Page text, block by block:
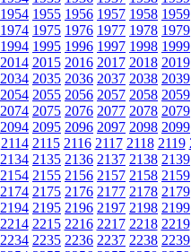
1954 1955 1956 1957 1958 1959
1974 1975 1976 1977 1978 1979
1994 1995 1996 1997 1998 1999
2014 2015 2016 2017 2018 2019
2034 2035 2036 2037 2038 2039
2054 2055 2056 2057 2058 2059
2074 2075 2076 2077 2078 2079
2094 2095 2096 2097 2098 2099
2114 2115 2116 2117 2118 2119
2134 2135 2136 2137 2138 2139
2154 2155 2156 2157 2158 2159
2174 2175 2176 2177 2178 2179
2194 2195 2196 2197 2198 2199
2214 2215 2216 2217 2218 2219
2234 2235 2236 2237 2238 2239